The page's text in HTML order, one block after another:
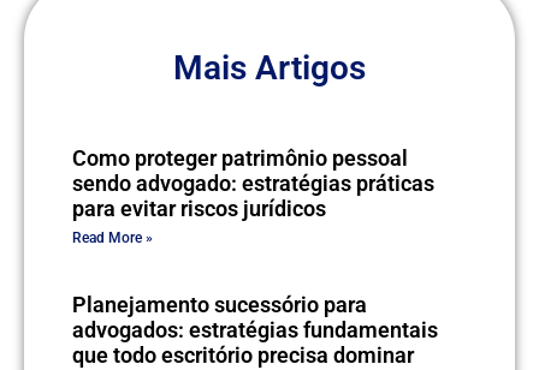
Mais Artigos
Como proteger patrimônio pessoal
sendo advogado: estratégias práticas
para evitar riscos jurídicos
Read More »
Planejamento sucessório para
advogados: estratégias fundamentais
que todo escritório precisa dominar